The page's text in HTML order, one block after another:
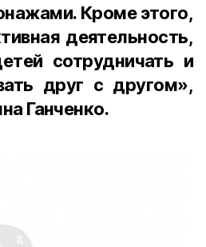
Кроме этого,
деятельность,
сотрудничать и
друг с другом»,
Ганченко.